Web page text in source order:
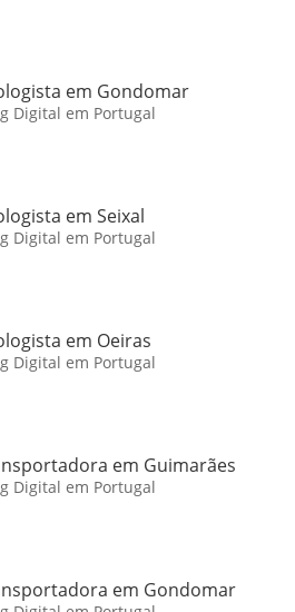
em Gondomar
Digital em Portugal
em Seixal
Digital em Portugal
em Oeiras
Digital em Portugal
em Guimarães
Digital em Portugal
em Gondomar